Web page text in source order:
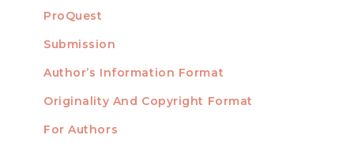
ProQuest
AUTHORS
Submission
Author’s Information Format
Originality And Copyright Format
For Authors